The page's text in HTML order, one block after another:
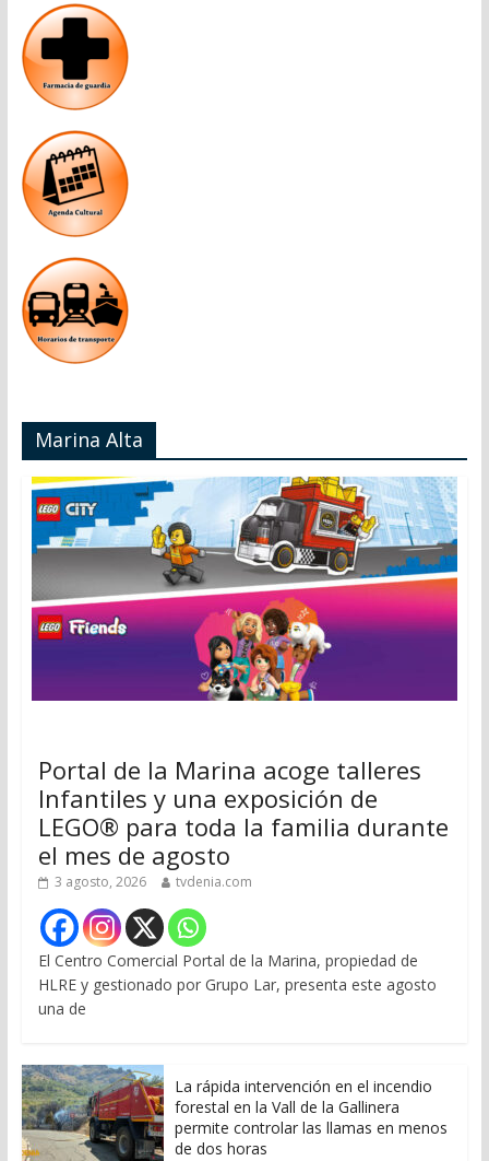
Marina Alta
Portal de la Marina acoge talleres
Infantiles y una exposición de
LEGO® para toda la familia durante
el mes de agosto
3 agosto, 2026 tvdenia.com
El Centro Comercial Portal de la Marina, propiedad de
HLRE y gestionado por Grupo Lar, presenta este agosto
una de
La rápida intervención en el incendio
forestal en la Vall de la Gallinera
permite controlar las llamas en menos
de dos horas